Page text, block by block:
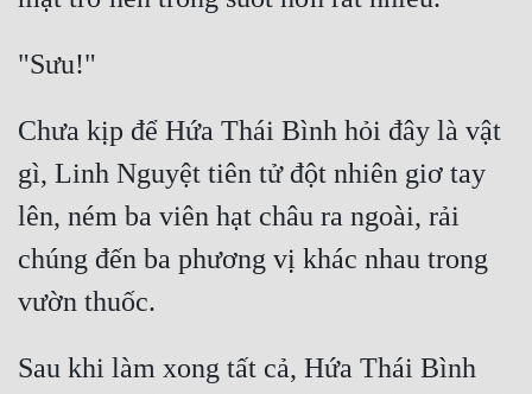
Sát Phạt Quyết Đoán
Vô Sỉ
Điềm Đạm
Chưa kịp để Hứa Thái Bình hỏi đây là vật
gì, Linh Nguyệt tiên tử đột nhiên giơ tay
lên, ném ba viên hạt châu ra ngoài, rải
chúng đến ba phương vị khác nhau trong
Sau khi làm xong tất cả, Hứa Thái Bình